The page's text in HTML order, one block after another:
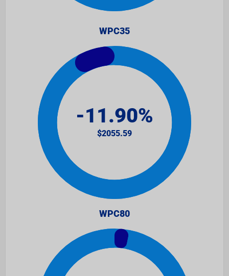
WPC35
WPC80